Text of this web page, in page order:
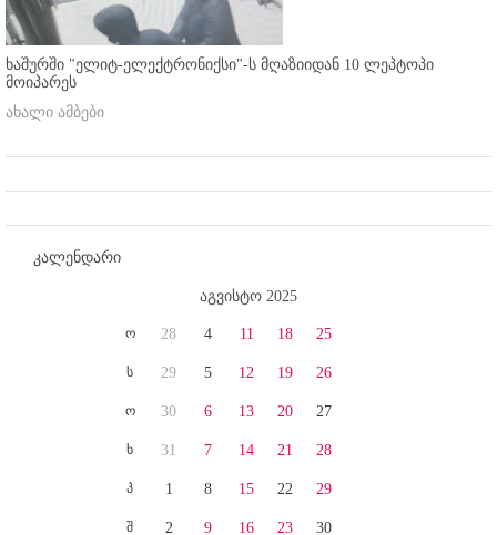
ხაშურში "ელიტ-ელექტრონიქსი"-ს მღაზიიდან 10 ლეპტოპი
მოიპარეს
ახალი ამბები
კალენდარი
აგვისტო 2025
ო
ს
ო
ხ
პ
შ
28
29
30
31
1
2
4
5
6
7
8
9
11
12
13
14
15
16
18
19
20
21
22
23
25
26
27
28
29
30